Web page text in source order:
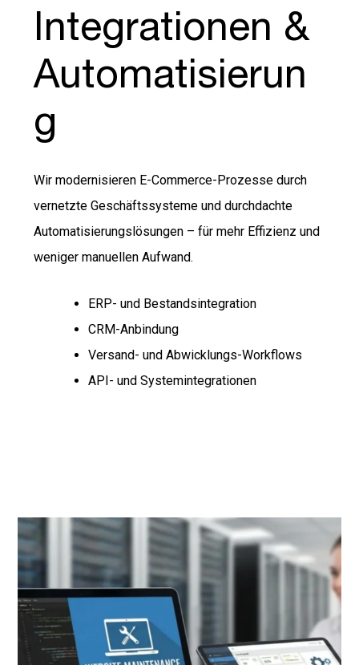
Integrationen &
Automatisierun
g
Wir modernisieren E-Commerce-Prozesse durch
vernetzte Geschäftssysteme und durchdachte
Automatisierungslösungen – für mehr Effizienz und
weniger manuellen Aufwand.
ERP- und Bestandsintegration
CRM-Anbindung
Versand- und Abwicklungs-Workflows
API- und Systemintegrationen